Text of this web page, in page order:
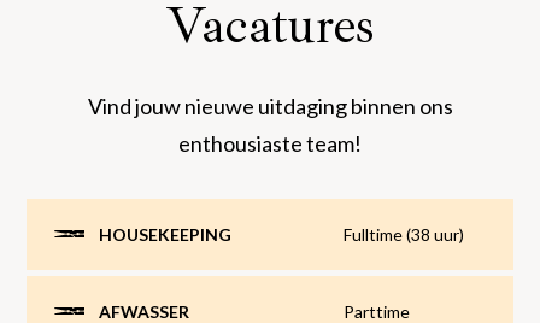
Vacatures
Vind jouw nieuwe uitdaging binnen ons
enthousiaste team!
HOUSEKEEPING Fulltime (38 uur)
AFWASSER Parttime